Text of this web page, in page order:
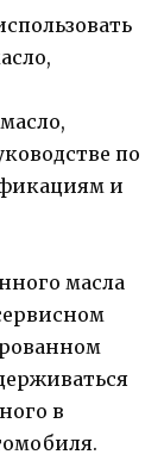
по
и
масла
в